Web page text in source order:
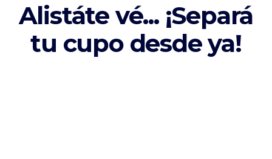
Alistáte vé... ¡Separá
tu cupo desde ya!